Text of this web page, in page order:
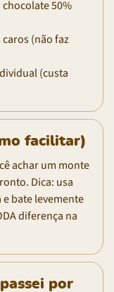
50%
(não faz
(custa
facilitar)
achar um monte
Dica: usa
bate levemente
diferença na
por